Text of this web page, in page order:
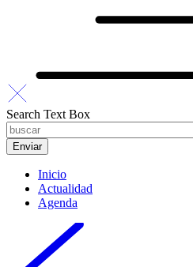
Search Text Box
Inicio
Actualidad
Agenda